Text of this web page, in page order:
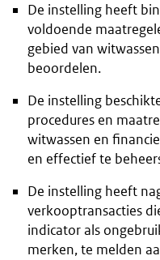
De instelling heeft
voldoende
gebied van
beoordelen.
De instelling
procedures en
witwassen en
en effectief te
De instelling heeft
verkooptransacties
indicator als
merken, te melden